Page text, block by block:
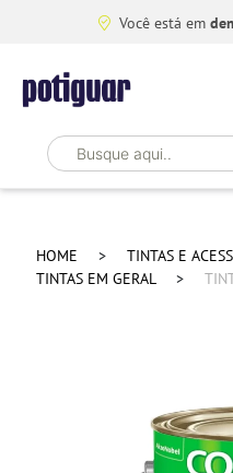
Você está em
HOME
TINTAS E
TINTAS EM GERAL